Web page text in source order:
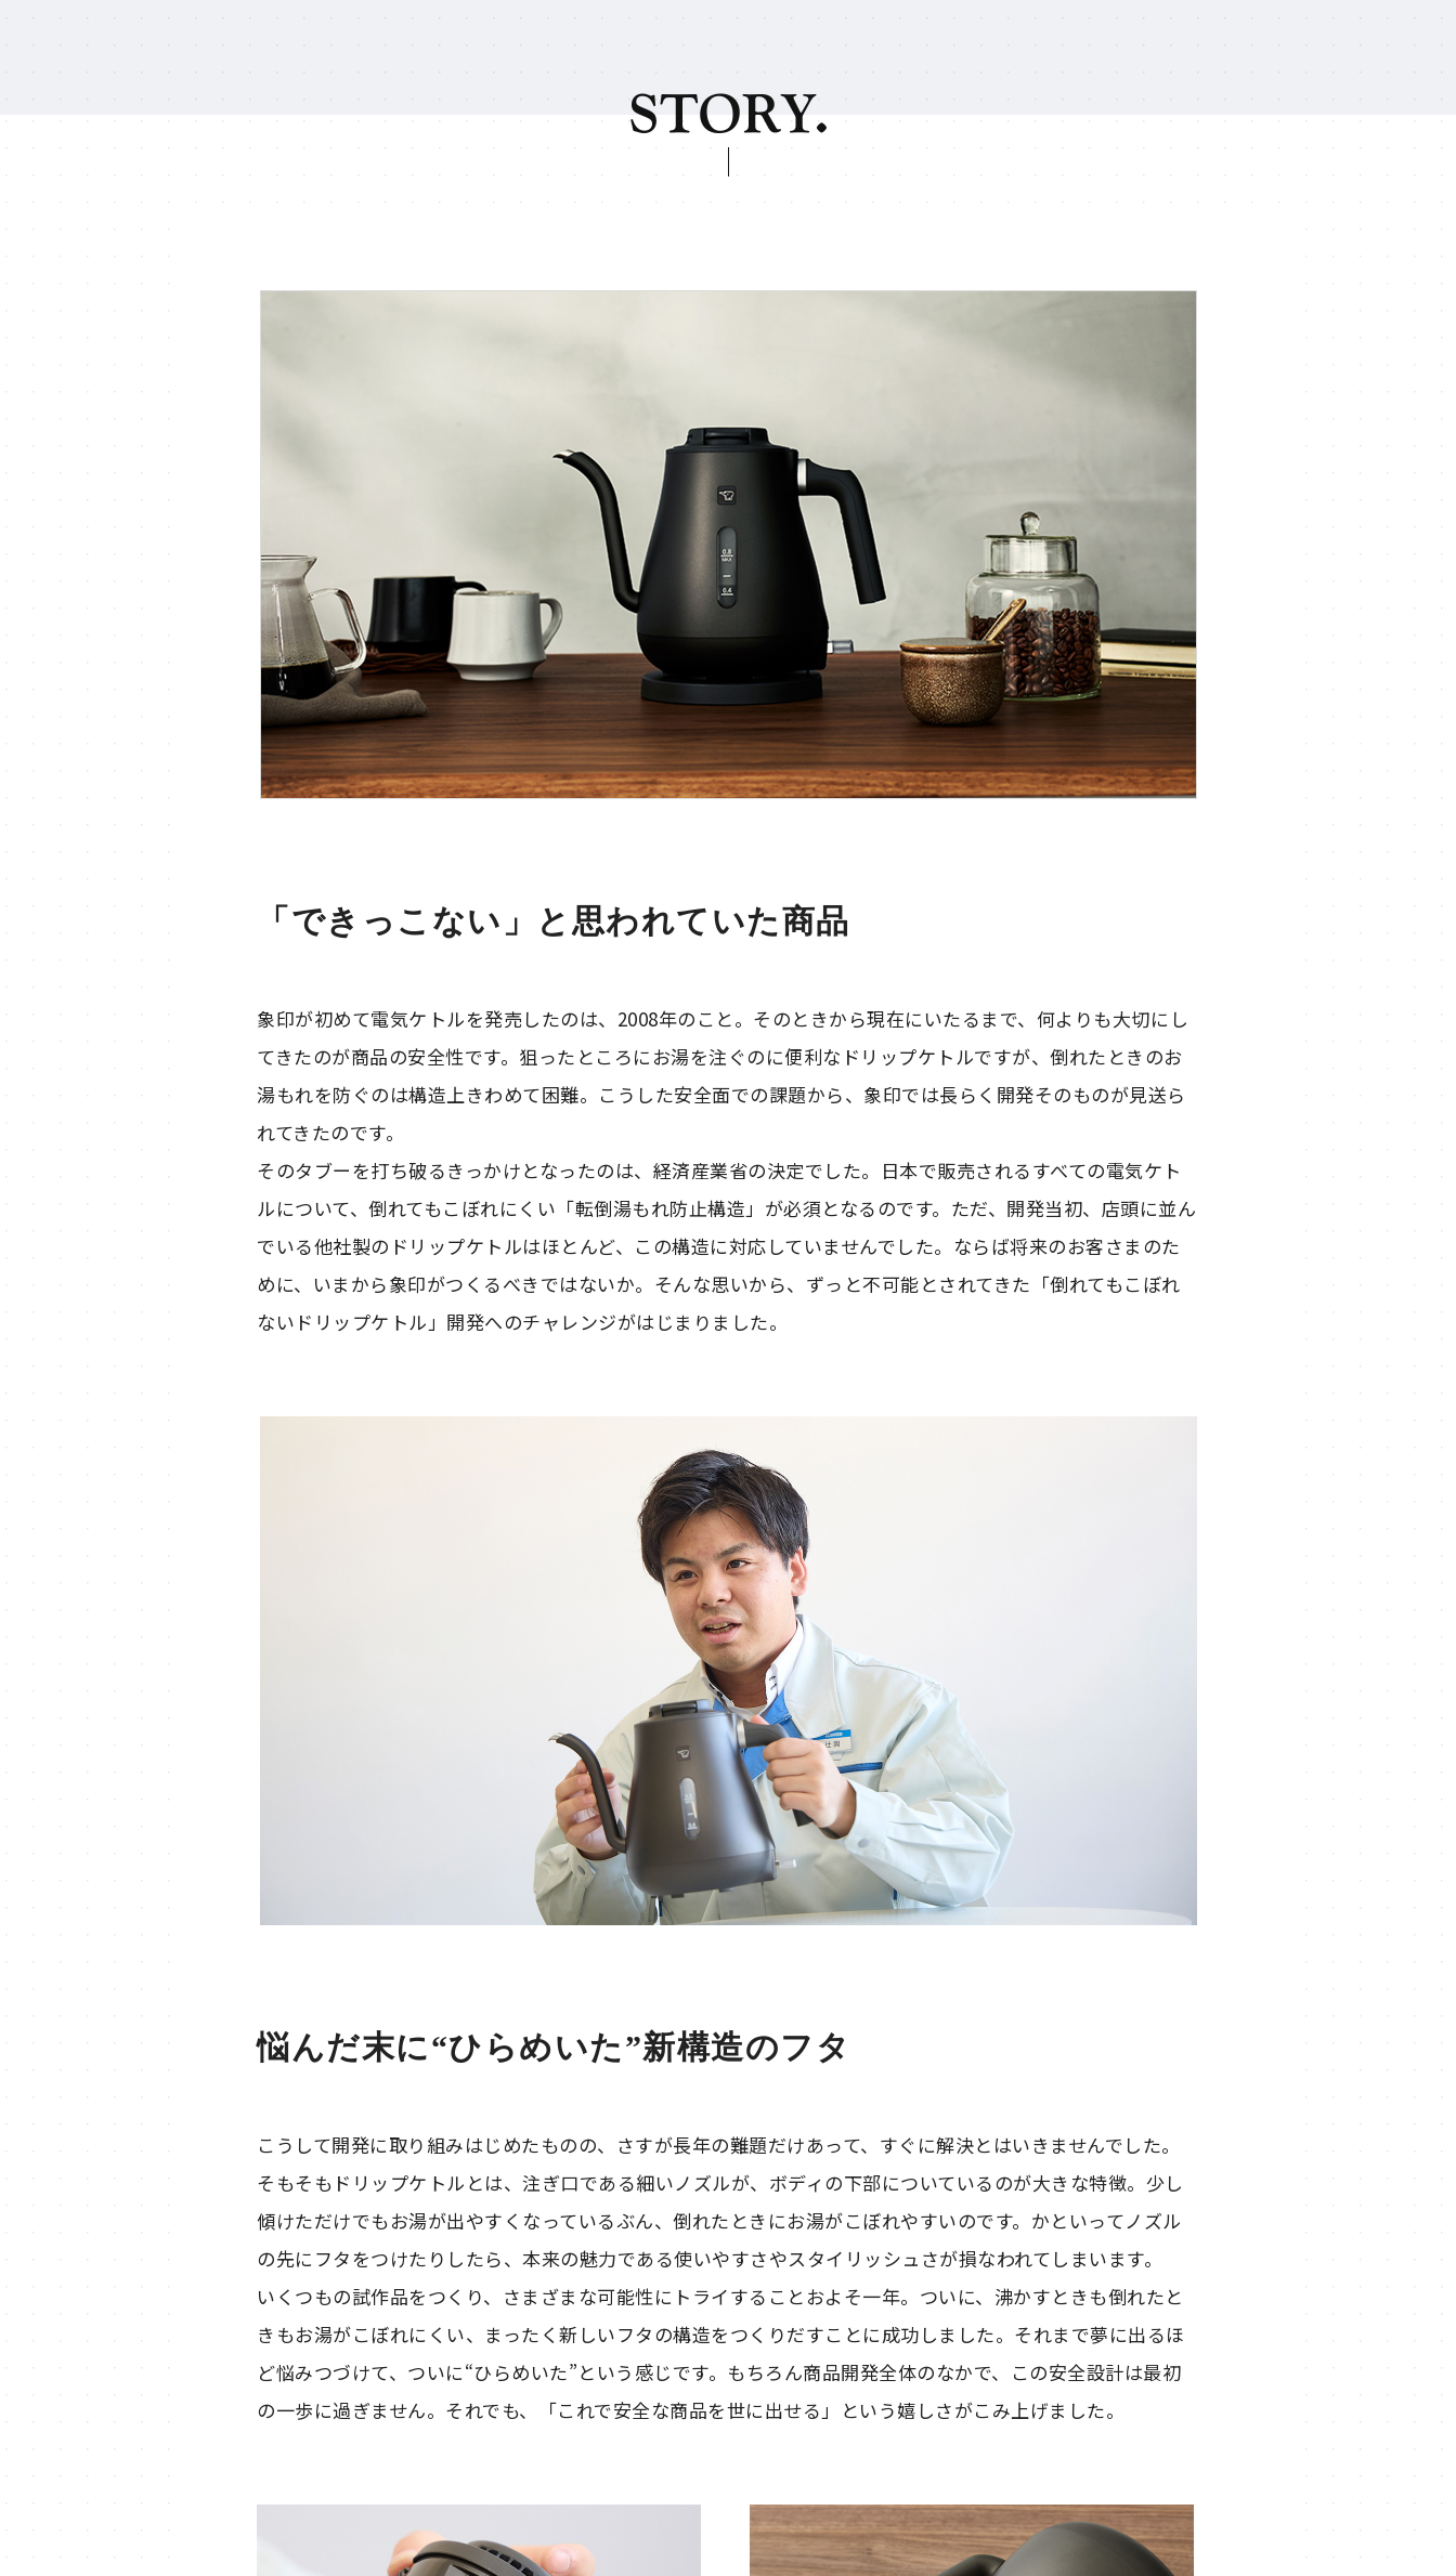
「できっこない」と思われていた商品
象印が初めて電気ケトルを発売したのは、2008年のこと。そのときから現在にいたるまで、何よりも大切にし
てきたのが商品の安全性です。狙ったところにお湯を注ぐのに便利なドリップケトルですが、倒れたときのお
湯もれを防ぐのは構造上きわめて困難。こうした安全面での課題から、象印では長らく開発そのものが見送ら
れてきたのです。
そのタブーを打ち破るきっかけとなったのは、経済産業省の決定でした。日本で販売されるすべての電気ケト
ルについて、倒れてもこぼれにくい「転倒湯もれ防止構造」が必須となるのです。ただ、開発当初、店頭に並ん
でいる他社製のドリップケトルはほとんど、この構造に対応していませんでした。ならば将来のお客さまのた
めに、いまから象印がつくるべきではないか。そんな思いから、ずっと不可能とされてきた「倒れてもこぼれ
ないドリップケトル」開発へのチャレンジがはじまりました。
悩んだ末に“ひらめいた”新構造のフタ
こうして開発に取り組みはじめたものの、さすが長年の難題だけあって、すぐに解決とはいきませんでした。
そもそもドリップケトルとは、注ぎ口である細いノズルが、ボディの下部についているのが大きな特徴。少し
傾けただけでもお湯が出やすくなっているぶん、倒れたときにお湯がこぼれやすいのです。かといってノズル
の先にフタをつけたりしたら、本来の魅力である使いやすさやスタイリッシュさが損なわれてしまいます。
いくつもの試作品をつくり、さまざまな可能性にトライすることおよそ一年。ついに、沸かすときも倒れたと
きもお湯がこぼれにくい、まったく新しいフタの構造をつくりだすことに成功しました。それまで夢に出るほ
ど悩みつづけて、ついに“ひらめいた”という感じです。もちろん商品開発全体のなかで、この安全設計は最初
の一歩に過ぎません。それでも、「これで安全な商品を世に出せる」という嬉しさがこみ上げました。